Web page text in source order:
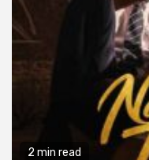
2 min read